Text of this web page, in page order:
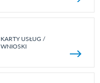
KARTY USŁUG /
WNIOSKI